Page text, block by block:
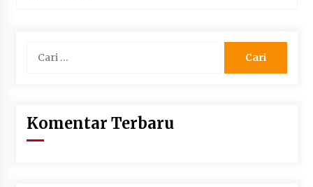
untuk:
Komentar Terbaru